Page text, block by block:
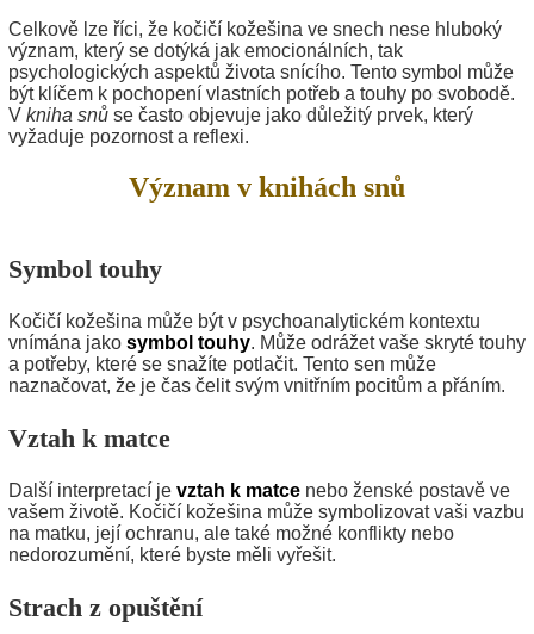
Celkově lze říci, že kočičí kožešina ve snech nese hluboký
význam, který se dotýká jak emocionálních, tak
psychologických aspektů života snícího. Tento symbol může
být klíčem k pochopení vlastních potřeb a touhy po svobodě.
V kniha snů se často objevuje jako důležitý prvek, který
vyžaduje pozornost a reflexi.
Význam v knihách snů
Symbol touhy
Kočičí kožešina může být v psychoanalytickém kontextu
vnímána jako symbol touhy. Může odrážet vaše skryté touhy
a potřeby, které se snažíte potlačit. Tento sen může
naznačovat, že je čas čelit svým vnitřním pocitům a přáním.
Vztah k matce
Další interpretací je vztah k matce nebo ženské postavě ve
vašem životě. Kočičí kožešina může symbolizovat vaši vazbu
na matku, její ochranu, ale také možné konflikty nebo
nedorozumění, které byste měli vyřešit.
Strach z opuštění